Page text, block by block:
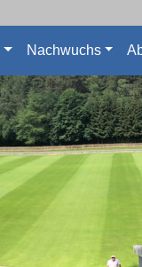
Nachwuchs